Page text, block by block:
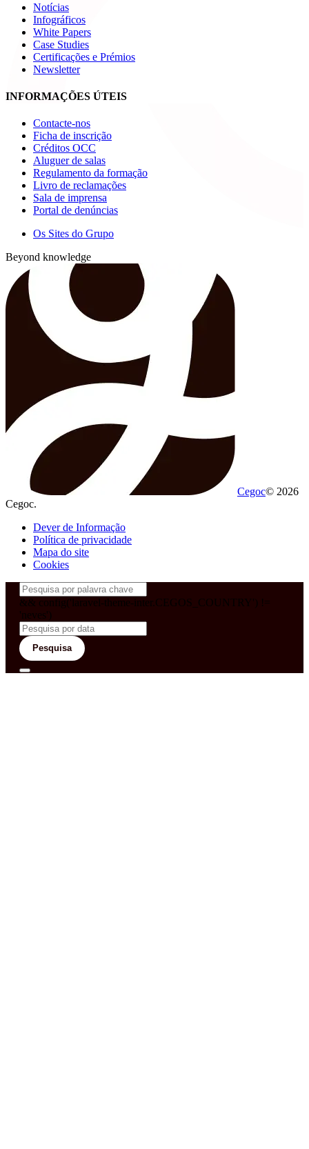
Notícias
Infográficos
White Papers
Case Studies
Certificações e Prémios
Newsletter
INFORMAÇÕES ÚTEIS
Contacte-nos
Ficha de inscrição
Créditos OCC
Aluguer de salas
Regulamento da formação
Livro de reclamações
Sala de imprensa
Portal de denúncias
Os Sites do Grupo
Beyond knowledge
Cegoc© 2026
Cegoc.
Dever de Informação
Política de privacidade
Mapa do site
Cookies
&& config('laravel-theme-inter.CEGOS_COUNTRY') !=
'neves')
Pesquisa